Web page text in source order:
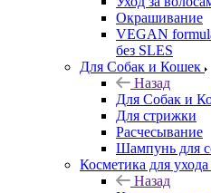
Окрашивание
VEGAN
без SLES
Для Собак и Кошек
Назад
Для Собак и
Для стрижки
Расчесывание
Шампунь для
Косметика для
Назад